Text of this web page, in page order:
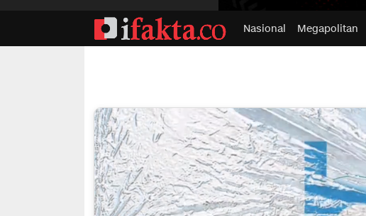
Nasional Megapolitan